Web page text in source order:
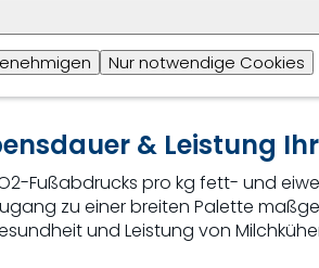
Nur notwendige Cookies
& Leistung
Fußabdrucks pro kg fett- und
zu einer breiten Palette
und Leistung von